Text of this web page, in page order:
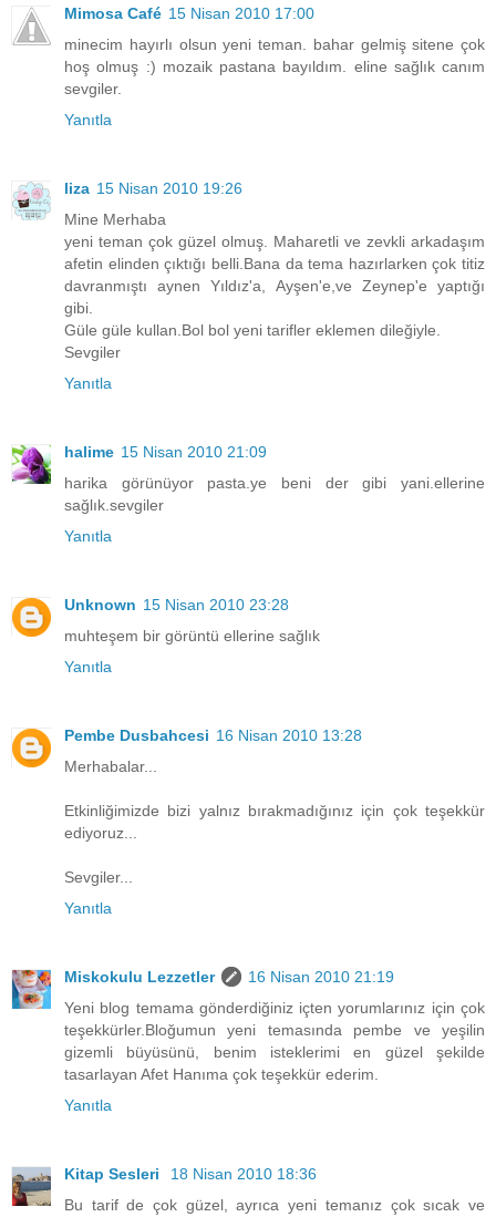
Mimosa Café 15 Nisan 2010 17:00
minecim hayırlı olsun yeni teman. bahar gelmiş sitene çok
hoş olmuş :) mozaik pastana bayıldım. eline sağlık canım
sevgiler.
Yanıtla
liza 15 Nisan 2010 19:26
Mine Merhaba
yeni teman çok güzel olmuş. Maharetli ve zevkli arkadaşım
afetin elinden çıktığı belli.Bana da tema hazırlarken çok titiz
davranmıştı aynen Yıldız'a, Ayşen'e,ve Zeynep'e yaptığı
gibi.
Güle güle kullan.Bol bol yeni tarifler eklemen dileğiyle.
Sevgiler
Yanıtla
halime 15 Nisan 2010 21:09
harika görünüyor pasta.ye beni der gibi yani.ellerine
sağlık.sevgiler
Yanıtla
Unknown 15 Nisan 2010 23:28
muhteşem bir görüntü ellerine sağlık
Yanıtla
Pembe Dusbahcesi 16 Nisan 2010 13:28
Merhabalar...
Etkinliğimizde bizi yalnız bırakmadığınız için çok teşekkür
ediyoruz...
Sevgiler...
Yanıtla
Miskokulu Lezzetler
16 Nisan 2010 21:19
Yeni blog temama gönderdiğiniz içten yorumlarınız için çok
teşekkürler.Bloğumun yeni temasında pembe ve yeşilin
gizemli büyüsünü, benim isteklerimi en güzel şekilde
tasarlayan Afet Hanıma çok teşekkür ederim.
Yanıtla
Kitap Sesleri
18 Nisan 2010 18:36
Bu tarif de çok güzel, ayrıca yeni temanız çok sıcak ve